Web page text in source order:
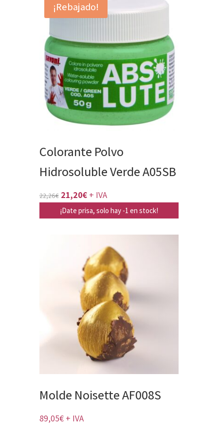
¡Rebajado!
Colorante Polvo
Hidrosoluble Verde A05SB
22,26€ El
precio
21,20€El
precio
21,20€.
+ IVA
¡Date prisa, solo hay -1 en stock!
Molde Noisette AF008S
89,05€ + IVA